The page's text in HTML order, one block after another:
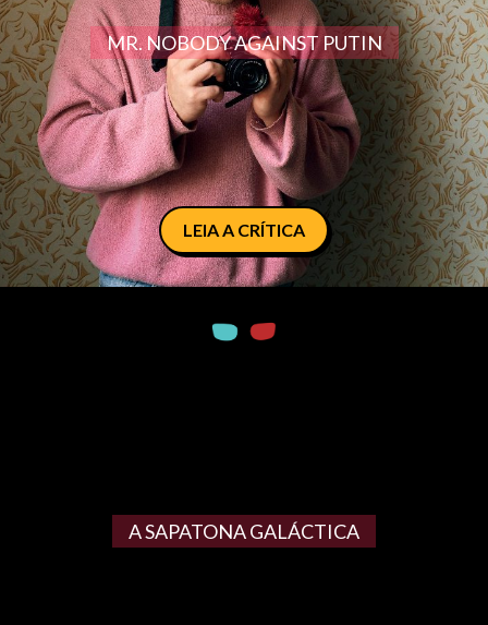
MR. NOBODY AGAINST PUTIN
LEIA A CRÍTICA
A SAPATONA GALÁCTICA